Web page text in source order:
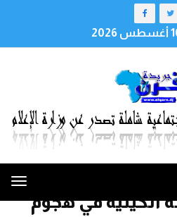
الكينية في هجوم